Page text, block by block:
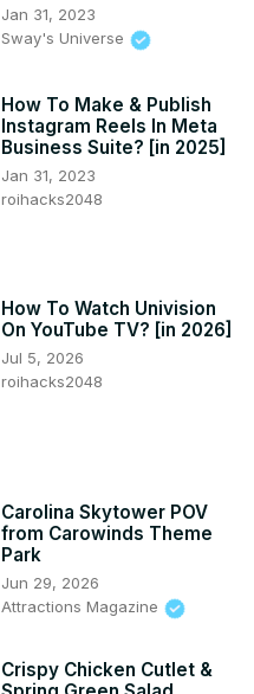
Jan 31, 2023
Sway's Universe
How To Make & Publish
Instagram Reels In Meta
Business Suite? [in 2025]
Jan 31, 2023
roihacks2048
How To Watch Univision
On YouTube TV? [in 2026]
Jul 5, 2026
roihacks2048
Carolina Skytower POV
from Carowinds Theme
Park
Jun 29, 2026
Attractions Magazine
Crispy Chicken Cutlet &